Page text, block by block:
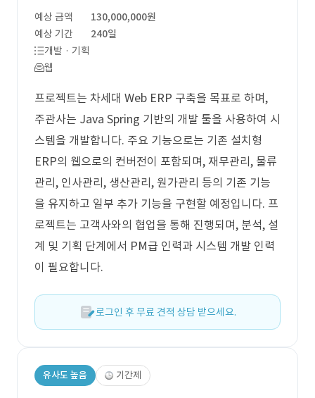
예상 금액
130,000,000원
예상 기간
240일
개발 · 기획
웹
프로젝트는 차세대 Web ERP 구축을 목표로 하며,
주관사는 Java Spring 기반의 개발 툴을 사용하여 시
스템을 개발합니다. 주요 기능으로는 기존 설치형
ERP의 웹으로의 컨버전이 포함되며, 재무관리, 물류
관리, 인사관리, 생산관리, 원가관리 등의 기존 기능
을 유지하고 일부 추가 기능을 구현할 예정입니다. 프
로젝트는 고객사와의 협업을 통해 진행되며, 분석, 설
계 및 기획 단계에서 PM급 인력과 시스템 개발 인력
이 필요합니다.
로그인 후 무료 견적 상담 받으세요.
유사도 높음 기간제